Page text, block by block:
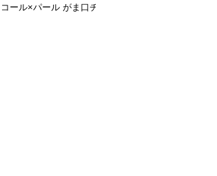
コール×パール がま口チ